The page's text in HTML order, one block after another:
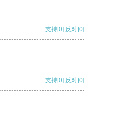
支持[0] 反对[0]
支持[0] 反对[0]